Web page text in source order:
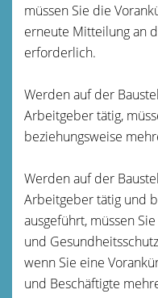
müssen Sie die
erneute Mitteilung an
erforderlich.
Werden auf der
Arbeitgeber tätig,
beziehungsweise
Werden auf der
Arbeitgeber tätig und
ausgeführt, müssen
und
wenn Sie eine
und Beschäftigte